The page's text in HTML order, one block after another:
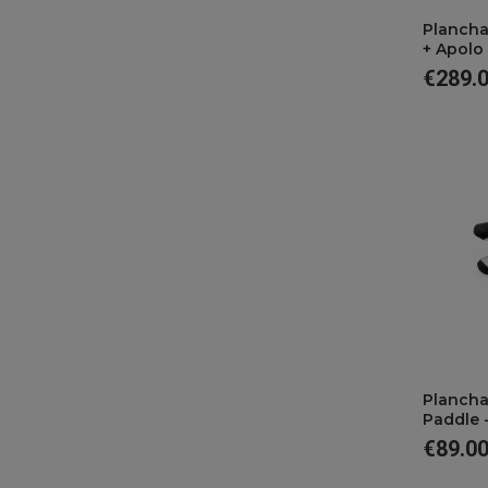
+ Apolo
Price
Plancha C
Paddle
Price
€89.00